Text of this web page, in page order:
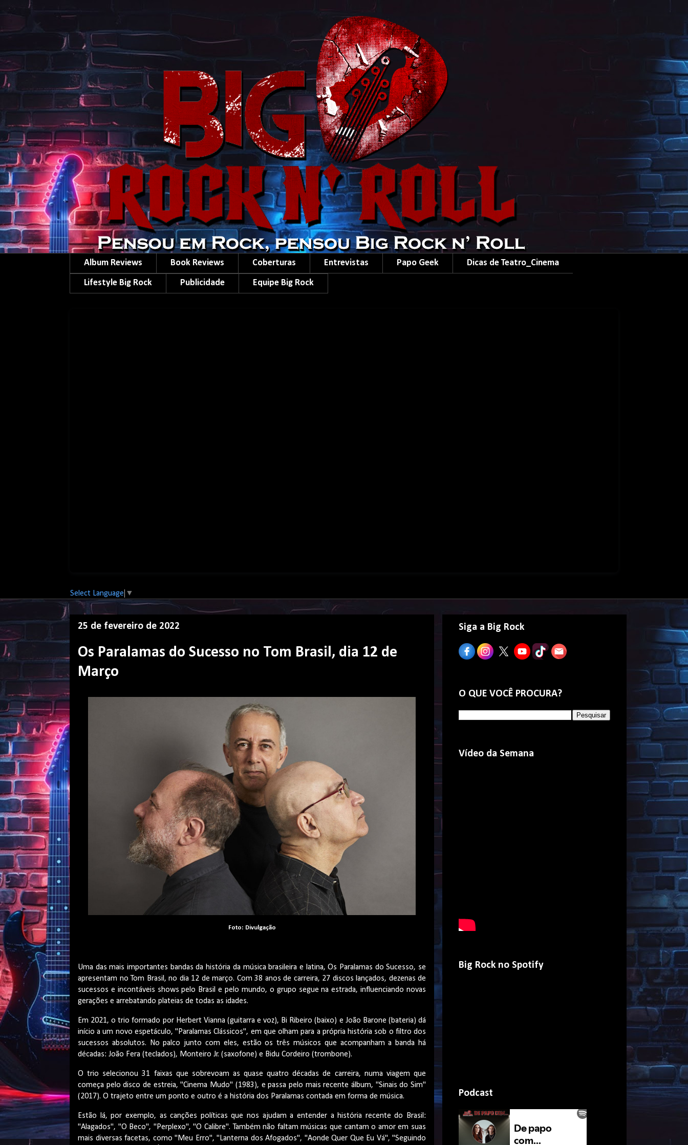
Album Reviews Book Reviews Coberturas Entrevistas Papo Geek Dicas de Teatro_Cinema
Lifestyle Big Rock Publicidade Equipe Big Rock
Select Language ▼
25 de fevereiro de 2022
Os Paralamas do Sucesso no Tom Brasil, dia 12 de
Março
Foto: Divulgação
Uma das mais importantes bandas da história da música brasileira e latina, Os Paralamas do Sucesso, se
apresentam no Tom Brasil, no dia 12 de março. Com 38 anos de carreira, 27 discos lançados, dezenas de
sucessos e incontáveis shows pelo Brasil e pelo mundo, o grupo segue na estrada, influenciando novas
gerações e arrebatando plateias de todas as idades.
Em 2021, o trio formado por Herbert Vianna (guitarra e voz), Bi Ribeiro (baixo) e João Barone (bateria) dá
início a um novo espetáculo, "Paralamas Clássicos", em que olham para a própria história sob o filtro dos
sucessos absolutos. No palco junto com eles, estão os três músicos que acompanham a banda há
décadas: João Fera (teclados), Monteiro Jr. (saxofone) e Bidu Cordeiro (trombone).
O trio selecionou 31 faixas que sobrevoam as quase quatro décadas de carreira, numa viagem que
começa pelo disco de estreia, "Cinema Mudo" (1983), e passa pelo mais recente álbum, "Sinais do Sim"
(2017). O trajeto entre um ponto e outro é a história dos Paralamas contada em forma de música.
Estão lá, por exemplo, as canções políticas que nos ajudam a entender a história recente do Brasil:
"Alagados", "O Beco", "Perplexo", "O Calibre". Também não faltam músicas que cantam o amor em suas
mais diversas facetas, como "Meu Erro", "Lanterna dos Afogados", "Aonde Quer Que Eu Vá", "Seguindo
Siga a Big Rock
O QUE VOCÊ PROCURA?
Vídeo da Semana
Big Rock no Spotify
Podcast